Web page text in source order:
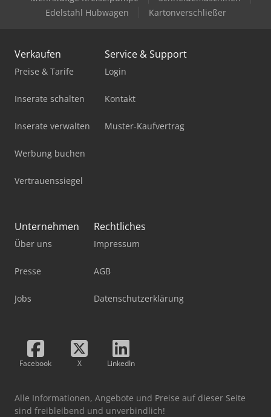
Edelstahl Hubwagen
Kartonverschließer
Verkaufen
Preise & Tarife
Inserate schalten
Inserate verwalten
Werbung buchen
Vertrauenssiegel
Service & Support
Login
Kontakt
Muster-Kaufvertrag
Unternehmen
Über uns
Presse
Jobs
Rechtliches
Impressum
AGB
Datenschutzerklärung
Facebook X LinkedIn
Alle Informationen, Angebote und Preise auf dieser Seite
sind freibleibend und unverbindlich!